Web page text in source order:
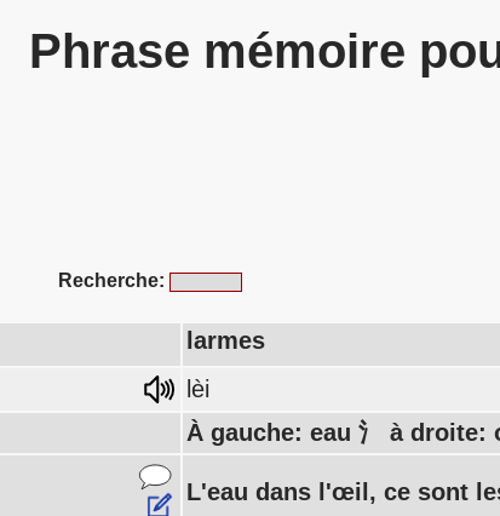
Phrase mémoire
Recherche:
larmes
lèi
À gauche: eau 氵 à droite:
L'eau dans l'œil, ce sont